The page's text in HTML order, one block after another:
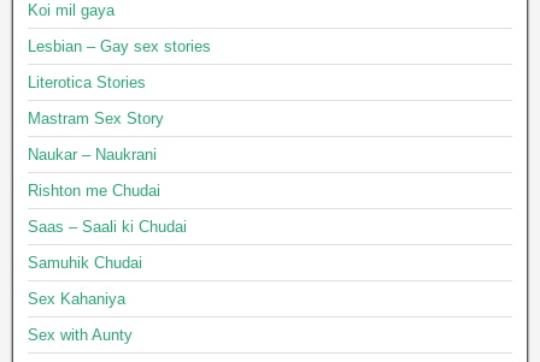
Koi mil gaya
Lesbian – Gay sex stories
Literotica Stories
Mastram Sex Story
Naukar – Naukrani
Rishton me Chudai
Saas – Saali ki Chudai
Samuhik Chudai
Sex Kahaniya
Sex with Aunty